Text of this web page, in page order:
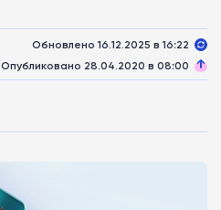
Обновлено 16.12.2025 в 16:22
Опубликовано 28.04.2020 в 08:00